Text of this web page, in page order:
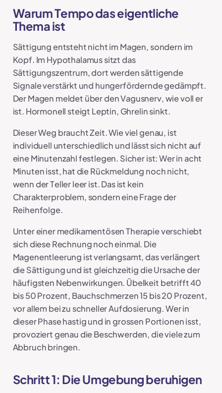
Warum Tempo das eigentliche
Thema ist
Sättigung entsteht nicht im Magen, sondern im
Kopf. Im Hypothalamus sitzt das
Sättigungszentrum, dort werden sättigende
Signale verstärkt und hungerfördernde gedämpft.
Der Magen meldet über den Vagusnerv, wie voll er
ist. Hormonell steigt Leptin, Ghrelin sinkt.
Dieser Weg braucht Zeit. Wie viel genau, ist
individuell unterschiedlich und lässt sich nicht auf
eine Minutenzahl festlegen. Sicher ist: Wer in acht
Minuten isst, hat die Rückmeldung noch nicht,
wenn der Teller leer ist. Das ist kein
Charakterproblem, sondern eine Frage der
Reihenfolge.
Unter einer medikamentösen Therapie verschiebt
sich diese Rechnung noch einmal. Die
Magenentleerung ist verlangsamt, das verlängert
die Sättigung und ist gleichzeitig die Ursache der
häufigsten Nebenwirkungen. Übelkeit betrifft 40
bis 50 Prozent, Bauchschmerzen 15 bis 20 Prozent,
vor allem bei zu schneller Aufdosierung. Wer in
dieser Phase hastig und in grossen Portionen isst,
provoziert genau die Beschwerden, die viele zum
Abbruch bringen.
Schritt 1: Die Umgebung beruhigen